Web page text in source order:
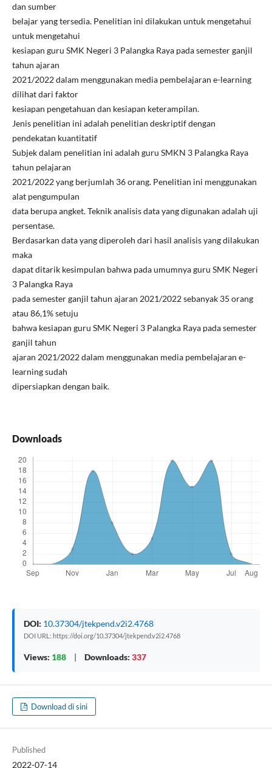
dan sumber
belajar yang tersedia. Penelitian ini dilakukan untuk mengetahui
untuk mengetahui
kesiapan guru SMK Negeri 3 Palangka Raya pada semester ganjil
tahun ajaran
2021/2022 dalam menggunakan media pembelajaran e-learning
dilihat dari faktor
kesiapan pengetahuan dan kesiapan keterampilan.
Jenis penelitian ini adalah penelitian deskriptif dengan
pendekatan kuantitatif
Subjek dalam penelitian ini adalah guru SMKN 3 Palangka Raya
tahun pelajaran
2021/2022 yang berjumlah 36 orang. Penelitian ini menggunakan
alat pengumpulan
data berupa angket. Teknik analisis data yang digunakan adalah uji
persentase.
Berdasarkan data yang diperoleh dari hasil analisis yang dilakukan
maka
dapat ditarik kesimpulan bahwa pada umumnya guru SMK Negeri
3 Palangka Raya
pada semester ganjil tahun ajaran 2021/2022 sebanyak 35 orang
atau 86,1% setuju
bahwa kesiapan guru SMK Negeri 3 Palangka Raya pada semester
ganjil tahun
ajaran 2021/2022 dalam menggunakan media pembelajaran e-
learning sudah
dipersiapkan dengan baik.
Downloads
DOI: 10.37304/jtekpend.v2i2.4768
DOI URL: https://doi.org/10.37304/jtekpend.v2i2.4768
Views: 188 | Downloads: 337
Download di sini
Published
2022-07-14